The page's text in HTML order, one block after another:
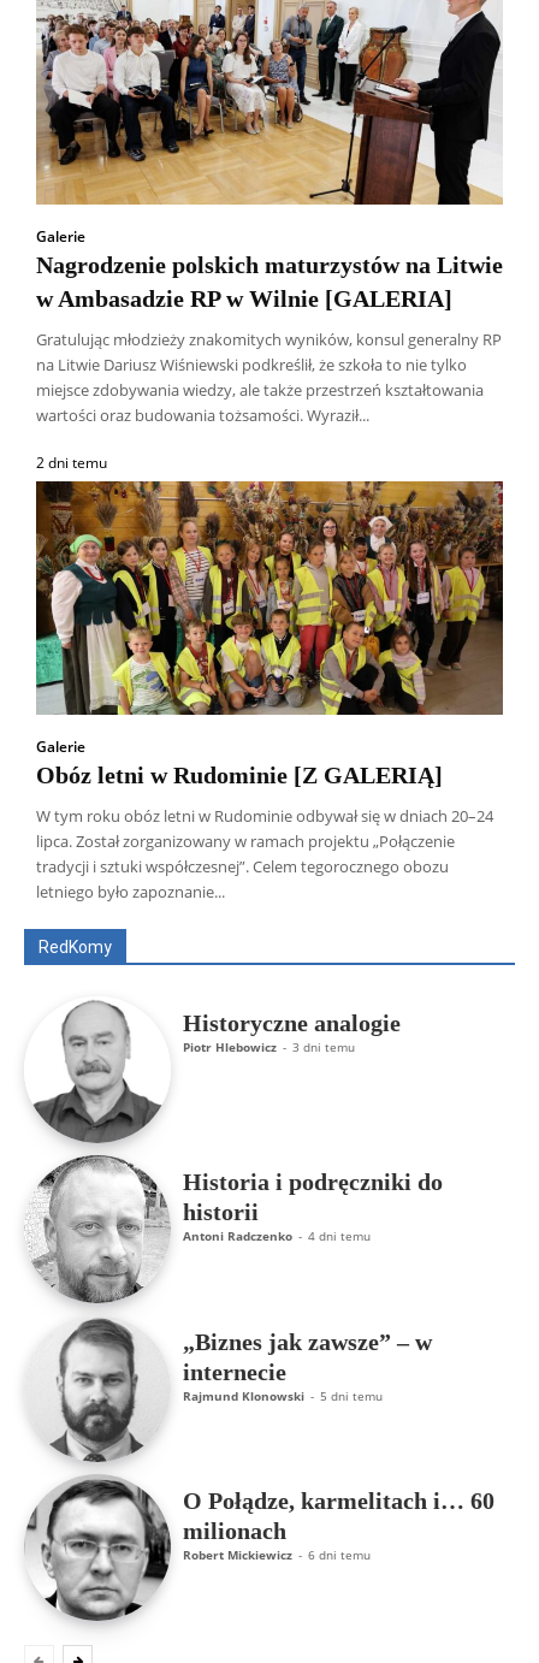
Galerie
Nagrodzenie polskich maturzystów na Litwie
w Ambasadzie RP w Wilnie [GALERIA]
Gratulując młodzieży znakomitych wyników, konsul generalny RP
na Litwie Dariusz Wiśniewski podkreślił, że szkoła to nie tylko
miejsce zdobywania wiedzy, ale także przestrzeń kształtowania
wartości oraz budowania tożsamości. Wyraził...
2 dni temu
Galerie
Obóz letni w Rudominie [Z GALERIĄ]
W tym roku obóz letni w Rudominie odbywał się w dniach 20–24
lipca. Został zorganizowany w ramach projektu „Połączenie
tradycji i sztuki współczesnej”. Celem tegorocznego obozu
letniego było zapoznanie...
RedKomy
Wszyscy Aleksander Borowik
Antoni Radczenko
Artur Płokszto
Grzegorz Górny
ks. Jarosław Wąsowicz SDB
Historyczne analogie
Piotr Hlebowicz - 3 dni temu
Historia i podręczniki do
historii
Antoni Radczenko - 4 dni temu
„Biznes jak zawsze” – w
internecie
Rajmund Klonowski - 5 dni temu
O Połądze, karmelitach i… 60
milionach
Robert Mickiewicz - 6 dni temu